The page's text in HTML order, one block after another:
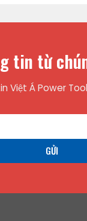
tin từ
Việt Á Power
GỬI